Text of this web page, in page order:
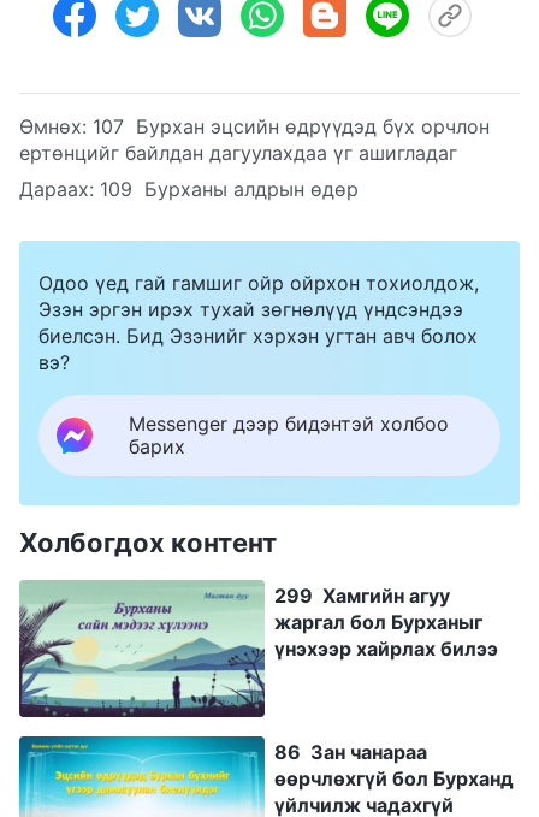
Өмнөх: 107 Бурхан эцсийн өдрүүдэд бүх орчлон
ертөнцийг байлдан дагуулахдаа үг ашигладаг
Дараах: 109 Бурханы алдрын өдөр
Одоо үед гай гамшиг ойр ойрхон тохиолдож,
Эзэн эргэн ирэх тухай зөгнөлүүд үндсэндээ
биелсэн. Бид Эзэнийг хэрхэн угтан авч болох
вэ?
Messenger дээр бидэнтэй холбоо
барих
Холбогдох контент
299 Хамгийн агуу
жаргал бол Бурханыг
үнэхээр хайрлах билээ
86 Зан чанараа
өөрчлөхгүй бол Бурханд
үйлчилж чадахгүй